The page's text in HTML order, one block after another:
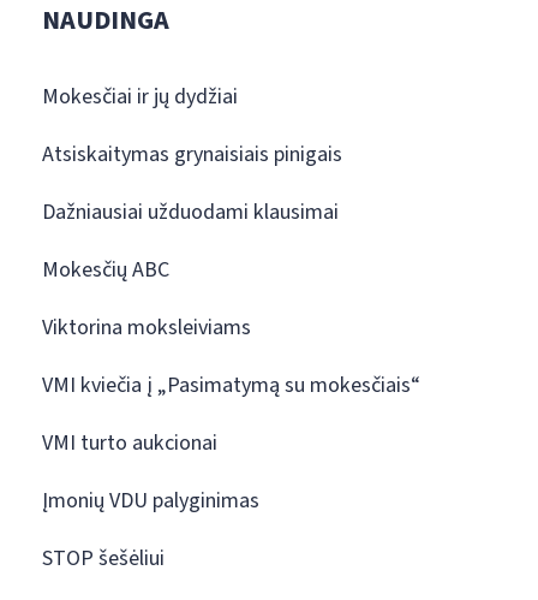
NAUDINGA
Mokesčiai ir jų dydžiai
Atsiskaitymas grynaisiais pinigais
Dažniausiai užduodami klausimai
Mokesčių ABC
Viktorina moksleiviams
VMI kviečia į „Pasimatymą su mokesčiais“
VMI turto aukcionai
Įmonių VDU palyginimas
STOP šešėliui